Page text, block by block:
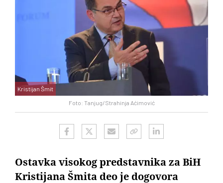
Foto: Tanjug/Strahinja Aćimović
Kristijan Šmit
Ostavka visokog predstavnika za BiH
Kristijana Šmita deo je dogovora